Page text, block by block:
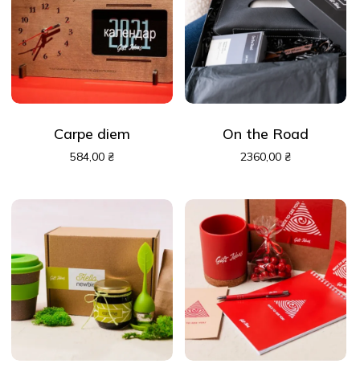
Carpe diem
584,00 ₴
On the Road
2360,00 ₴